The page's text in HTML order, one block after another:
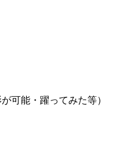
可能・躍ってみた等）